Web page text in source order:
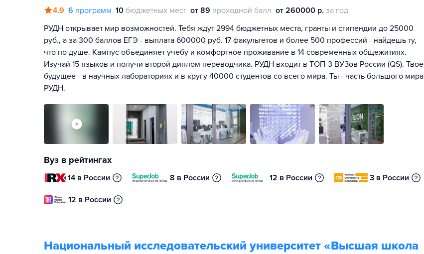
4.9 6 программ 10 бюджетных мест от 89 проходной балл от 260000 р. за год
РУДН открывает мир возможностей. Тебя ждут 2994 бюджетных места, гранты и стипендии до 25000
руб., а за 300 баллов ЕГЭ - выплата 600000 руб. 17 факультетов и более 500 профессий - найдешь ту,
что по душе. Кампус объединяет учебу и комфортное проживание в 14 современных общежитиях.
Изучай 15 языков и получи второй диплом переводчика. РУДН входит в ТОП-3 ВУЗов России (QS). Твое
будущее - в научных лабораториях и в кругу 40000 студентов со всего мира. Ты - часть большого мира
РУДН.
Вуз в рейтингах
14 в России 8 в России 12 в России 3 в России
12 в России
Национальный исследовательский университет «Высшая школа